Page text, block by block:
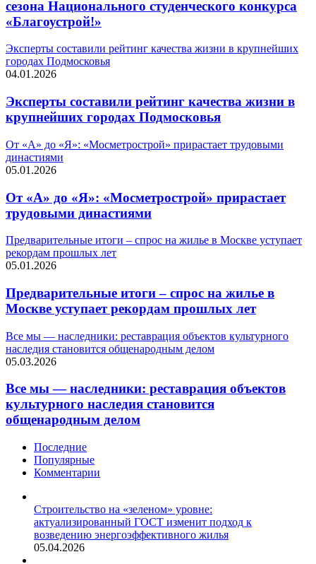
сезона Национального студенческого конкурса
«Благоустрой!»
Эксперты составили рейтинг качества жизни в крупнейших
городах Подмосковья
04.01.2026
Эксперты составили рейтинг качества жизни в
крупнейших городах Подмосковья
От «А» до «Я»: «Мосметрострой» прирастает трудовыми
династиями
05.01.2026
От «А» до «Я»: «Мосметрострой» прирастает
трудовыми династиями
Предварительные итоги – спрос на жилье в Москве уступает
рекордам прошлых лет
05.01.2026
Предварительные итоги – спрос на жилье в
Москве уступает рекордам прошлых лет
Все мы — наследники: реставрация объектов культурного
наследия становится общенародным делом
05.03.2026
Все мы — наследники: реставрация объектов
культурного наследия становится
общенародным делом
Последние
Популярные
Комментарии
Строительство на «зеленом» уровне:
актуализированный ГОСТ изменит подход к
возведению энергоэффективного жилья
05.04.2026